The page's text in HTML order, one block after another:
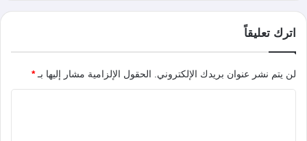
اترك تعليقاً
لن يتم نشر عنوان بريدك الإلكتروني. الحقول الإلزامية مشار إليها بـ*